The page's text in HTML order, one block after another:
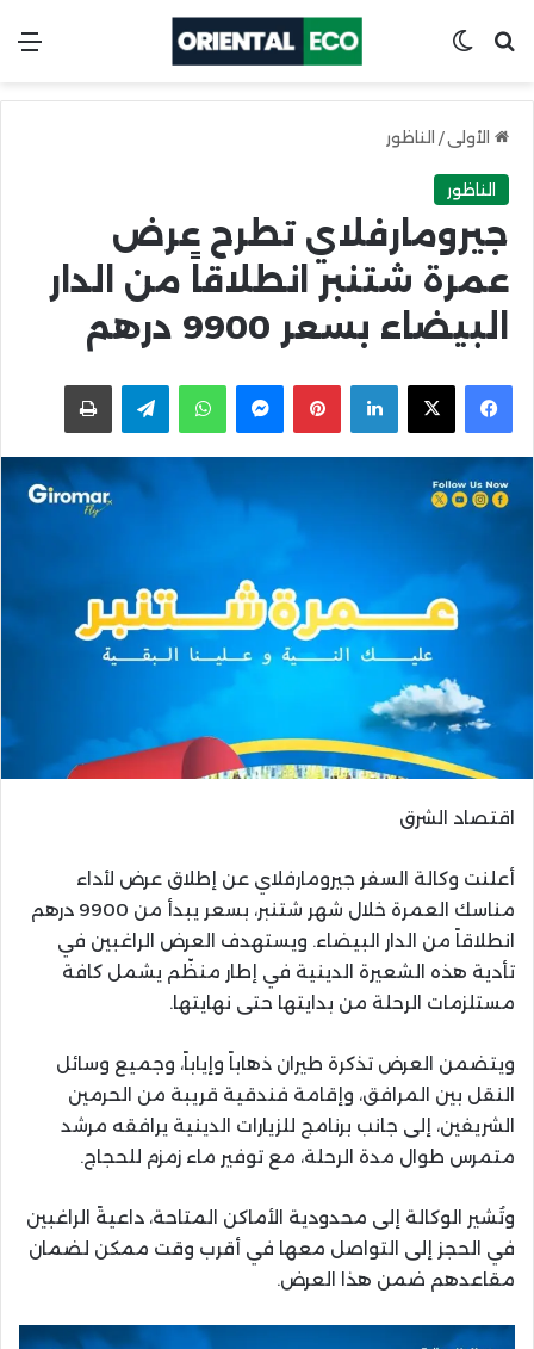
ابحث عنSwitch skin
الأولى / الناظور
الناظور
جيرومارفلاي تطرح عرض
عمرة شتنبر انطلاقاً من الدار
البيضاء بسعر 9900 درهم
Facebook
X
LinkedIn
Pinterest
Messenger
WhatsApp
Telegramاطبعها
اقتصاد الشرق
أعلنت وكالة السفر جيرومارفلاي عن إطلاق عرض لأداء
مناسك العمرة خلال شهر شتنبر، بسعر يبدأ من 9900 درهم
انطلاقاً من الدار البيضاء. ويستهدف العرض الراغبين في
تأدية هذه الشعيرة الدينية في إطار منظّم يشمل كافة
مستلزمات الرحلة من بدايتها حتى نهايتها.
ويتضمن العرض تذكرة طيران ذهاباً وإياباً، وجميع وسائل
النقل بين المرافق، وإقامة فندقية قريبة من الحرمين
الشريفين، إلى جانب برنامج للزيارات الدينية يرافقه مرشد
متمرس طوال مدة الرحلة، مع توفير ماء زمزم للحجاج.
وتُشير الوكالة إلى محدودية الأماكن المتاحة، داعيةً الراغبين
في الحجز إلى التواصل معها في أقرب وقت ممكن لضمان
مقاعدهم ضمن هذا العرض.